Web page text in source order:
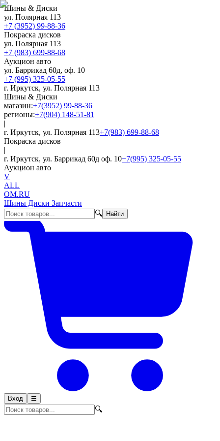
Шины & Диски
ул. Полярная 113
+7 (3952) 99-88-36
Покраска дисков
ул. Полярная 113
+7 (983) 699-88-68
Аукцион авто
ул. Баррикад 60д, оф. 10
+7 (995) 325-05-55
г. Иркутск, ул. Полярная 113
Шины & Диски
магазин:+7(3952) 99-88-36
регионы:+7(904) 148-51-81
|
г. Иркутск, ул. Полярная 113+7(983) 699-88-68
Покраска дисков
|
г. Иркутск, ул. Баррикад 60д оф. 10+7(995) 325-05-55
Аукцион авто
V
ALL
OM.RU
Шины Диски Запчасти
🔍
Найти
Вход ☰
🔍